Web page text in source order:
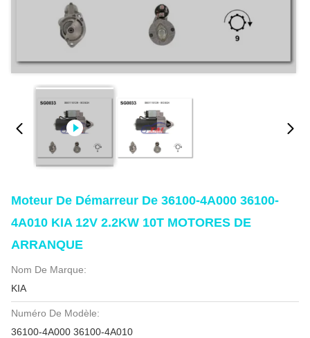
Moteur De Démarreur De 36100-4A000 36100-
4A010 KIA 12V 2.2KW 10T MOTORES DE
ARRANQUE
Nom De Marque:
KIA
Numéro De Modèle:
36100-4A000 36100-4A010